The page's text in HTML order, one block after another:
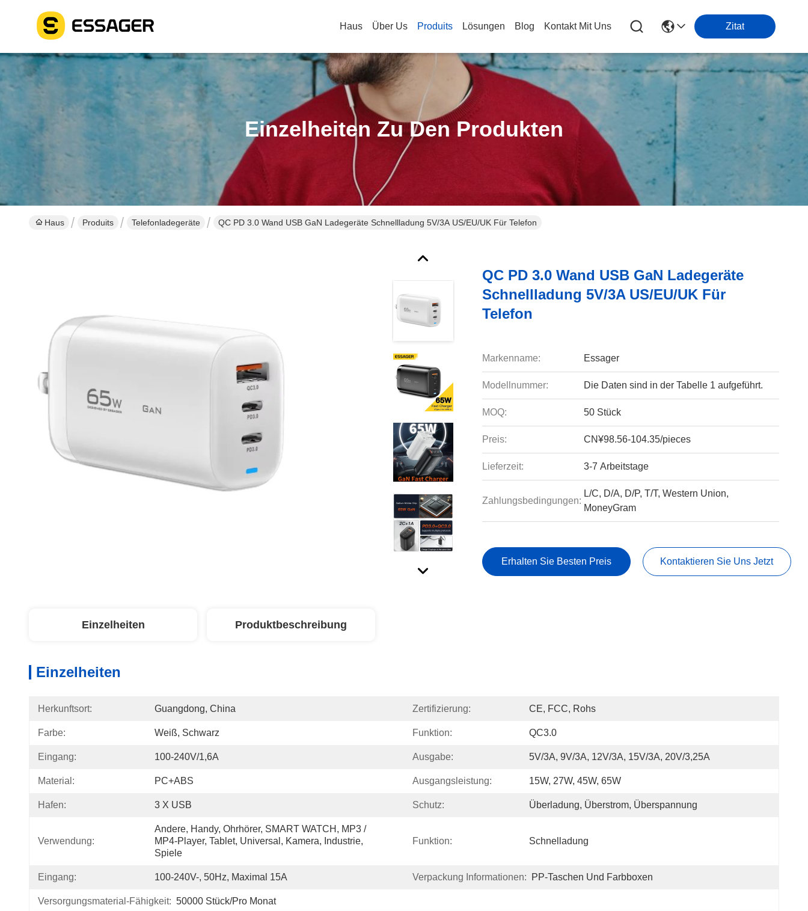
Haus Über Us Produits Lösungen Blog Kontakt Mit Uns Zitat
Einzelheiten Zu Den Produkten
Haus Produits Telefonladegeräte QC PD 3.0 Wand USB GaN Ladegeräte Schnellladung 5V/3A US/EU/UK Für Telefon
QC PD 3.0 Wand USB GaN Ladegeräte
Schnellladung 5V/3A US/EU/UK Für
Telefon
Markenname: Essager
Modellnummer: Die Daten sind in der Tabelle 1 aufgeführt.
MOQ: 50 Stück
Preis: CN¥98.56-104.35/pieces
Lieferzeit: 3-7 Arbeitstage
Zahlungsbedingungen:
L/C, D/A, D/P, T/T, Western Union,
MoneyGram
Erhalten Sie Besten Preis Kontaktieren Sie Uns Jetzt
Einzelheiten Produktbeschreibung
Einzelheiten
Herkunftsort: Guangdong, China Zertifizierung: CE, FCC, Rohs
Farbe: Weiß, Schwarz Funktion: QC3.0
Eingang: 100-240V/1,6A Ausgabe: 5V/3A, 9V/3A, 12V/3A, 15V/3A, 20V/3,25A
Material: PC+ABS Ausgangsleistung: 15W, 27W, 45W, 65W
Hafen: 3 X USB Schutz: Überladung, Überstrom, Überspannung
Verwendung:
Andere, Handy, Ohrhörer, SMART WATCH, MP3 /
MP4-Player, Tablet, Universal, Kamera, Industrie,
Spiele
Funktion: Schnelladung
Eingang: 100-240V-, 50Hz, Maximal 15A Verpackung Informationen: PP-Taschen Und Farbboxen
Versorgungsmaterial-Fähigkeit: 50000 Stück/pro Monat